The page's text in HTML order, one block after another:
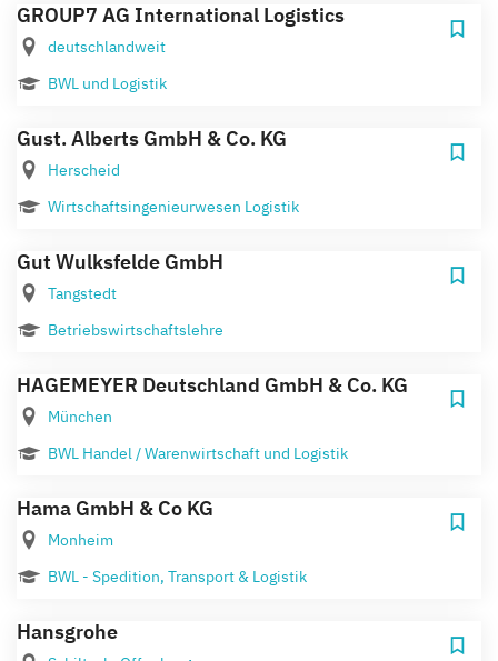
GROUP7 AG International Logistics
deutschlandweit
BWL und Logistik
Gust. Alberts GmbH & Co. KG
Herscheid
Wirtschaftsingenieurwesen Logistik
Gut Wulksfelde GmbH
Tangstedt
Betriebswirtschaftslehre
HAGEMEYER Deutschland GmbH & Co. KG
München
BWL Handel / Warenwirtschaft und Logistik
Hama GmbH & Co KG
Monheim
BWL - Spedition, Transport & Logistik
Hansgrohe